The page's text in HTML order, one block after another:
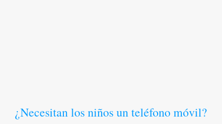
¿Necesitan los niños un teléfono móvil?